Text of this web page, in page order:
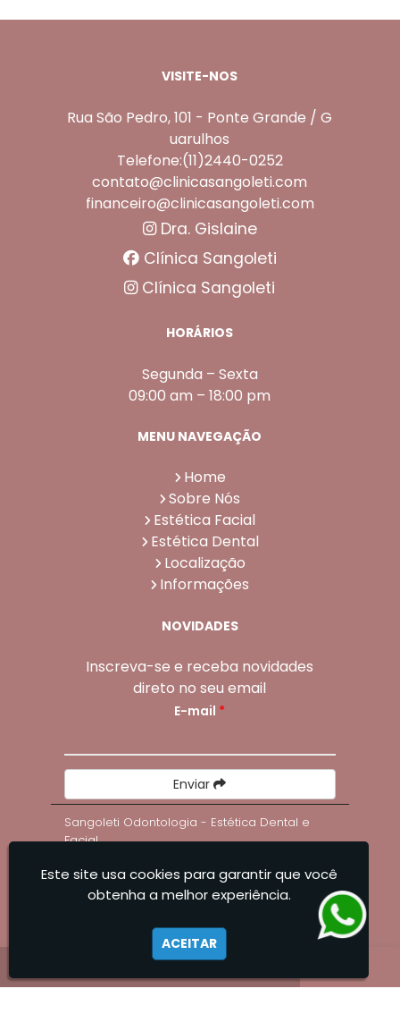
VISITE-NOS
Rua São Pedro, 101 - Ponte Grande / G
uarulhos
Telefone:(11)2440-0252
contato@clinicasangoleti.com
financeiro@clinicasangoleti.com
Dra. Gislaine
Clínica Sangoleti
Clínica Sangoleti
HORÁRIOS
Segunda – Sexta
09:00 am – 18:00 pm
MENU NAVEGAÇÃO
Home
Sobre Nós
Estética Facial
Estética Dental
Localização
Informações
NOVIDADES
Inscreva-se e receba novidades
direto no seu email
E-mail *
Enviar
Sangoleti Odontologia - Estética Dental e
Facial
Este site usa cookies para garantir que você
obtenha a melhor experiência.
ACEITAR